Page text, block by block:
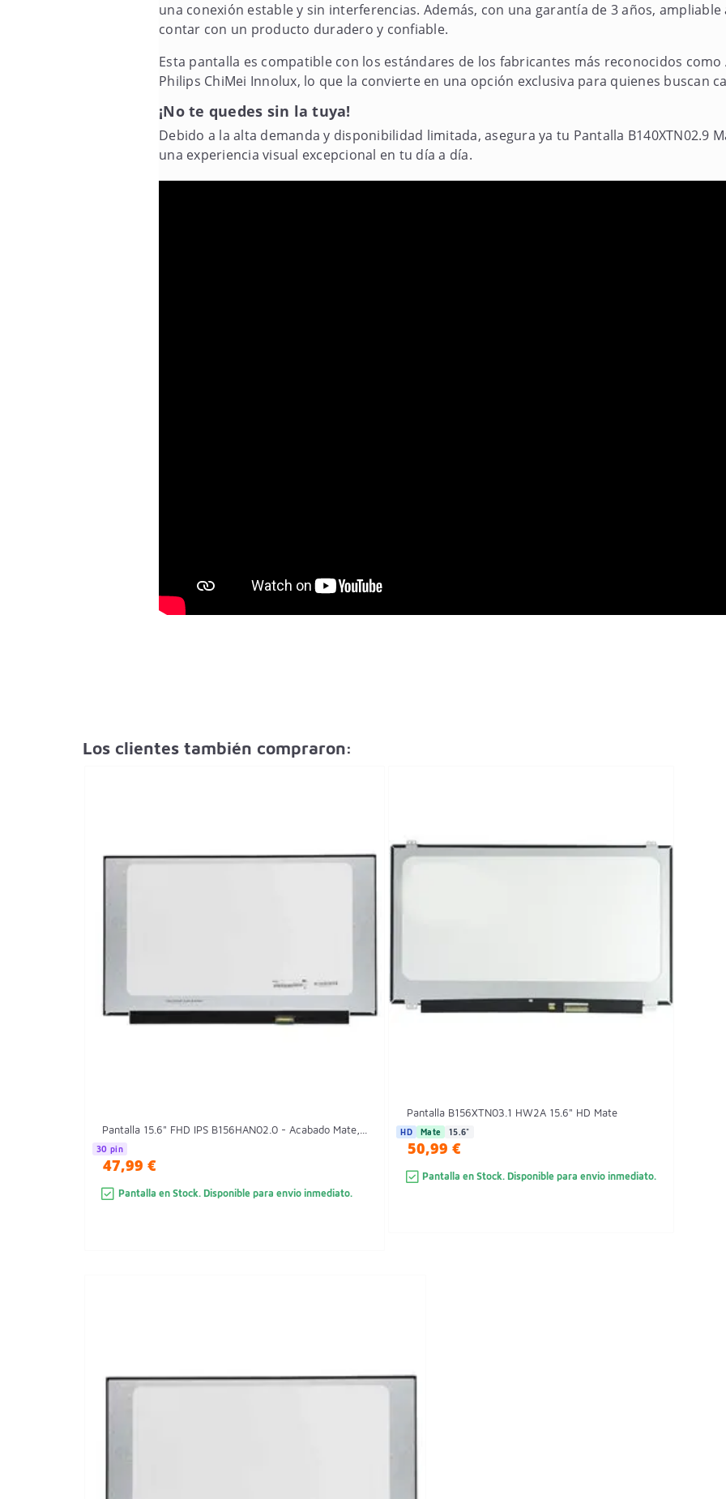
una conexión estable y sin interferencias. Además, con una garantía de 3 años,
contar con un producto duradero y confiable.
Esta pantalla es compatible con los estándares de los fabricantes más reconocidos como
Philips ChiMei Innolux, lo que la convierte en una opción exclusiva para quienes buscan
¡No te quedes sin la tuya!
Debido a la alta demanda y disponibilidad limitada, asegura ya tu Pantalla B140XTN02.9
una experiencia visual excepcional en tu día a día.
Los clientes también compraron:
Pantalla 15.6" FHD IPS B156HAN02.0 - Acabado Mate,...
30 pin
47,99 €
Pantalla en Stock. Disponible para envio inmediato.
Pantalla B156XTN03.1 HW2A 15.6" HD Mate
HD Mate 15.6"
50,99 €
Pantalla en Stock. Disponible para envio inmediato.